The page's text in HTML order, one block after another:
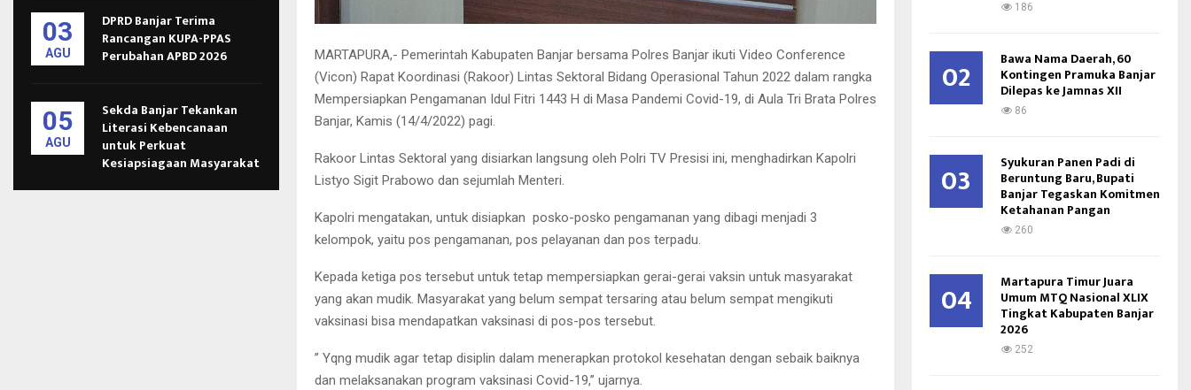
MARTAPURA,- Pemerintah Kabupaten Banjar bersama Polres Banjar ikuti Video Conference
(Vicon) Rapat Koordinasi (Rakoor) Lintas Sektoral Bidang Operasional Tahun 2022 dalam rangka
Mempersiapkan Pengamanan Idul Fitri 1443 H di Masa Pandemi Covid-19, di Aula Tri Brata Polres
Banjar, Kamis (14/4/2022) pagi.
Rakoor Lintas Sektoral yang disiarkan langsung oleh Polri TV Presisi ini, menghadirkan Kapolri
Listyo Sigit Prabowo dan sejumlah Menteri.
Kapolri mengatakan, untuk disiapkan posko-posko pengamanan yang dibagi menjadi 3
kelompok, yaitu pos pengamanan, pos pelayanan dan pos terpadu.
Kepada ketiga pos tersebut untuk tetap mempersiapkan gerai-gerai vaksin untuk masyarakat
yang akan mudik. Masyarakat yang belum sempat tersaring atau belum sempat mengikuti
vaksinasi bisa mendapatkan vaksinasi di pos-pos tersebut.
” Yqng mudik agar tetap disiplin dalam menerapkan protokol kesehatan dengan sebaik baiknya
dan melaksanakan program vaksinasi Covid-19,” ujarnya.
03
AGU
DPRD Banjar Terima
Rancangan KUPA-PPAS
Perubahan APBD 2026
05
AGU
Sekda Banjar Tekankan
Literasi Kebencanaan
untuk Perkuat
Kesiapsiagaan Masyarakat
186
02 Bawa Nama Daerah, 60
Kontingen Pramuka Banjar
Dilepas ke Jamnas XII
86
03 Syukuran Panen Padi di
Beruntung Baru, Bupati
Banjar Tegaskan Komitmen
Ketahanan Pangan
260
04 Martapura Timur Juara
Umum MTQ Nasional XLIX
Tingkat Kabupaten Banjar
2026
252